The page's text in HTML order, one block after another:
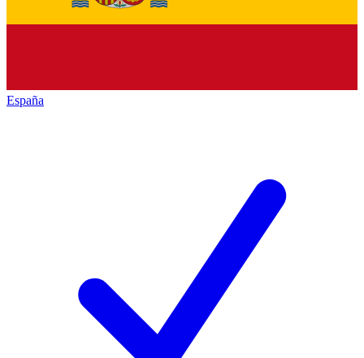
España